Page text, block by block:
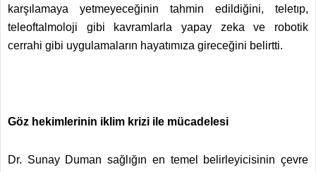
karşılamaya yetmeyeceğinin tahmin edildiğini, teletıp,
teleoftalmoloji gibi kavramlarla yapay zeka ve robotik
cerrahi gibi uygulamaların hayatımıza gireceğini belirtti.
Göz hekimlerinin iklim krizi ile mücadelesi
Dr. Sunay Duman sağlığın en temel belirleyicisinin çevre